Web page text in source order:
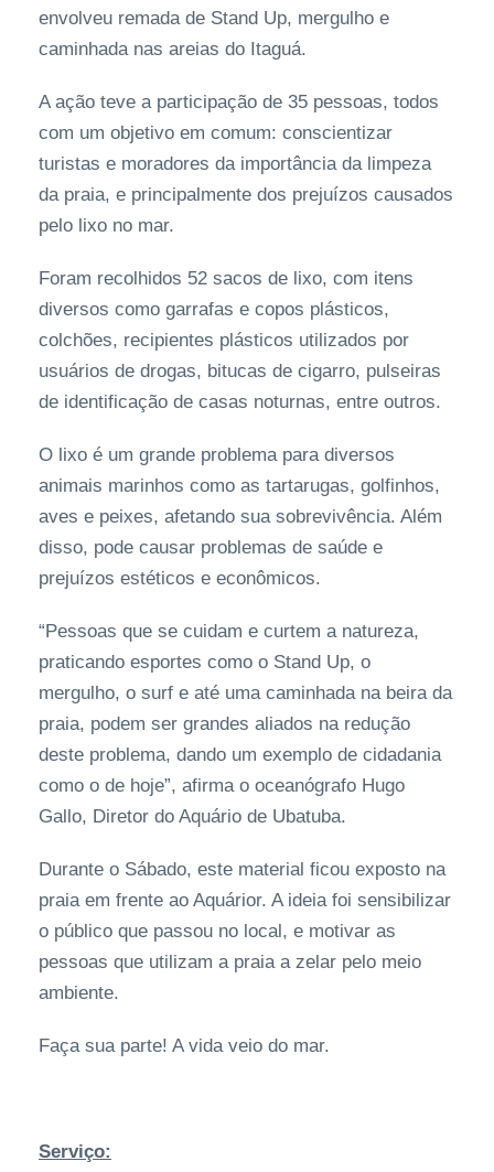
envolveu remada de Stand Up, mergulho e
caminhada nas areias do Itaguá.
A ação teve a participação de 35 pessoas, todos
com um objetivo em comum: conscientizar
turistas e moradores da importância da limpeza
da praia, e principalmente dos prejuízos causados
pelo lixo no mar.
Foram recolhidos 52 sacos de lixo, com itens
diversos como garrafas e copos plásticos,
colchões, recipientes plásticos utilizados por
usuários de drogas, bitucas de cigarro, pulseiras
de identificação de casas noturnas, entre outros.
O lixo é um grande problema para diversos
animais marinhos como as tartarugas, golfinhos,
aves e peixes, afetando sua sobrevivência. Além
disso, pode causar problemas de saúde e
prejuízos estéticos e econômicos.
“Pessoas que se cuidam e curtem a natureza,
praticando esportes como o Stand Up, o
mergulho, o surf e até uma caminhada na beira da
praia, podem ser grandes aliados na redução
deste problema, dando um exemplo de cidadania
como o de hoje”, afirma o oceanógrafo Hugo
Gallo, Diretor do Aquário de Ubatuba.
Durante o Sábado, este material ficou exposto na
praia em frente ao Aquárior. A ideia foi sensibilizar
o público que passou no local, e motivar as
pessoas que utilizam a praia a zelar pelo meio
ambiente.
Faça sua parte! A vida veio do mar.
Serviço: